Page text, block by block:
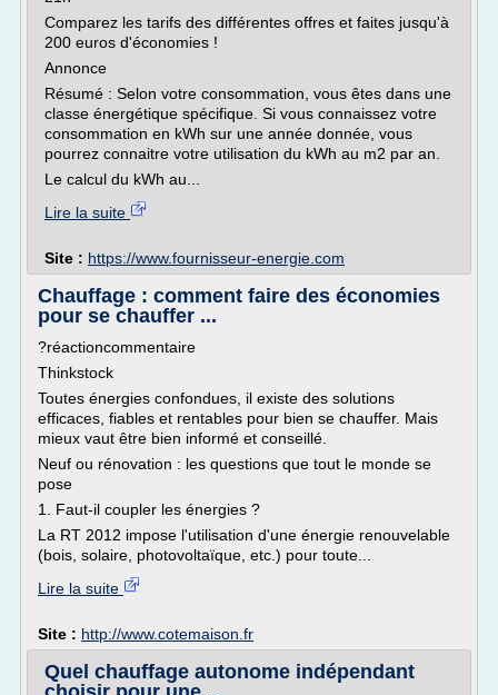
Comparez les tarifs des différentes offres et faites jusqu'à
200 euros d'économies !
Annonce
Résumé : Selon votre consommation, vous êtes dans une
classe énergétique spécifique. Si vous connaissez votre
consommation en kWh sur une année donnée, vous
pourrez connaitre votre utilisation du kWh au m2 par an.
Le calcul du kWh au...
Lire la suite
Site : https://www.fournisseur-energie.com
Chauffage : comment faire des économies
pour se chauffer ...
?réactioncommentaire
Thinkstock
Toutes énergies confondues, il existe des solutions
efficaces, fiables et rentables pour bien se chauffer. Mais
mieux vaut être bien informé et conseillé.
Neuf ou rénovation : les questions que tout le monde se
pose
1. Faut-il coupler les énergies ?
La RT 2012 impose l'utilisation d'une énergie renouvelable
(bois, solaire, photovoltaïque, etc.) pour toute...
Lire la suite
Site : http://www.cotemaison.fr
Quel chauffage autonome indépendant